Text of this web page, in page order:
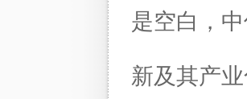
是空白，
新及其产